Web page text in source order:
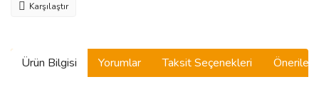
Karşılaştır
Ürün Bilgisi Yorumlar Taksit Seçenekleri